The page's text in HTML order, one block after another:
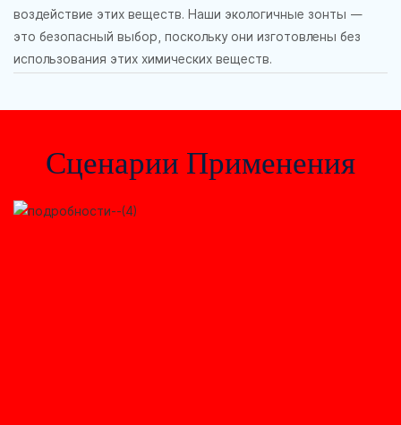
воздействие этих веществ. Наши экологичные зонты —
это безопасный выбор, поскольку они изготовлены без
использования этих химических веществ.
Сценарии Применения